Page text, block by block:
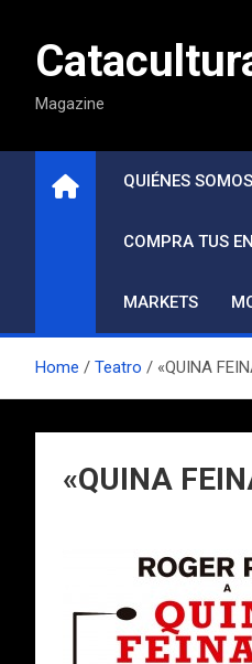
contenido
Magazine
QUIÉNES SOMOS
COMPRA TUS
MARKETS
Home Teatro «QUINA
«QUINA